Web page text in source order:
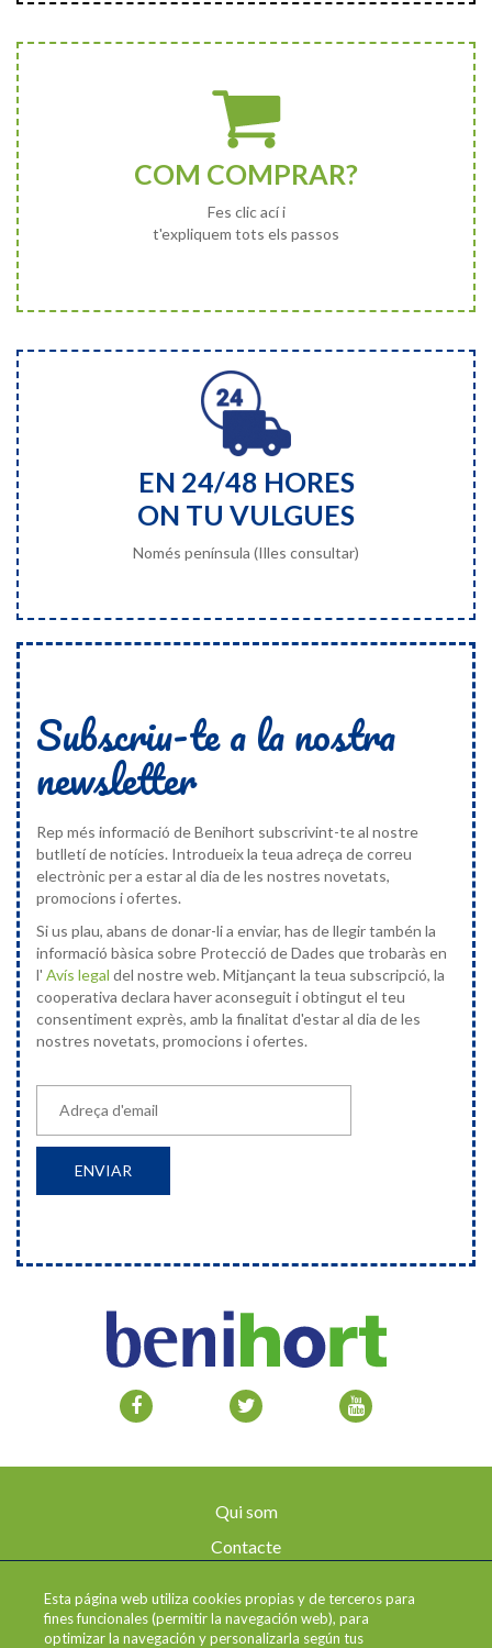
COM COMPRAR?
Fes clic ací i
t'expliquem tots els passos
EN 24/48 HORES
ON TU VULGUES
Només península (Illes consultar)
Subscriu-te a la nostra
newsletter
Rep més informació de Benihort subscrivint-te al nostre
butlletí de notícies. Introdueix la teua adreça de correu
electrònic per a estar al dia de les nostres novetats,
promocions i ofertes.
Si us plau, abans de donar-li a enviar, has de llegir tambén la
informació bàsica sobre Protecció de Dades que trobaràs en
l' Avís legal del nostre web. Mitjançant la teua subscripció, la
cooperativa declara haver aconseguit i obtingut el teu
consentiment exprès, amb la finalitat d'estar al dia de les
nostres novetats, promocions i ofertes.
Qui som
Contacte
Enviaments i devolucions
Esta página web utiliza cookies propias y de terceros para
fines funcionales (permitir la navegación web), para
optimizar la navegación y personalizarla según tus